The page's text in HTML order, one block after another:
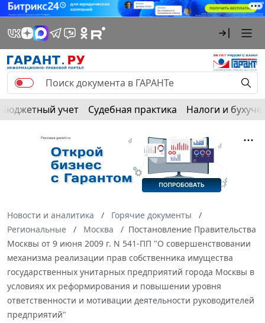
Бюджетный учет Судебная практика Налоги и
Новости и аналитика
Горячие документы
Региональные
Москва
Постановление Правительства
Москвы от 9 июня 2009 г. N 541-ПП "О совершенствовании
механизма реализации прав собственника имущества
государственных унитарных предприятий города Москвы в
условиях их реформирования и повышении уровня
ответственности и мотивации деятельности руководителей
предприятий"